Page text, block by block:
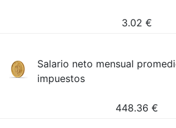
3.02 €
Salario neto mensual
impuestos
448.36 €